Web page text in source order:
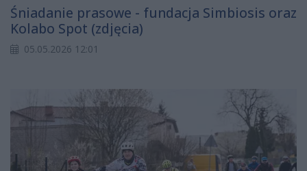
Śniadanie prasowe - fundacja Simbiosis oraz
Kolabo Spot (zdjęcia)
05.05.2026 12:01